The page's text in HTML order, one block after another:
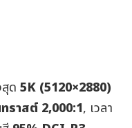
ด 5K (5120×2880)
ราสต์ 2,000:1, เวลา